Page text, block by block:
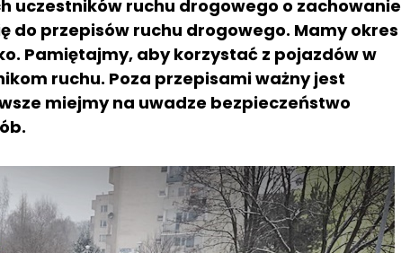
uczestników ruchu drogowego o zachowanie
do przepisów ruchu drogowego. Mamy okres
Pamiętajmy, aby korzystać z pojazdów w
ruchu. Poza przepisami ważny jest
miejmy na uwadze bezpieczeństwo